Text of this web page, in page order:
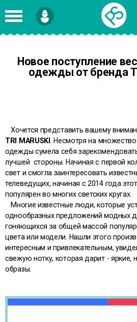
Войти
Новое поступление
одежды от бренда
Хочется представить вашему
TRI MARUSKI
. Несмотря на
одежды сумела себя
лучшей стороны. Начиная с первой
свет и смогла заинтересовать
телеведущих, начиная с 2014 года
популярен во многих светских кругах.
Многие известные люди, которые
однообразных предложений модных
гоняющихся за общей массой
цвета или модели. Нашли этого
интересным и привлекательным,
свежую нотку, которая дарит - яркие,
образы.